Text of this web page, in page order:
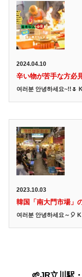
2024.04.10
辛い物が苦手な方必
여러분 안녕하세요~!!🌷
2023.10.03
韓国「南大門市場」
여러분 안녕하세요～🎈